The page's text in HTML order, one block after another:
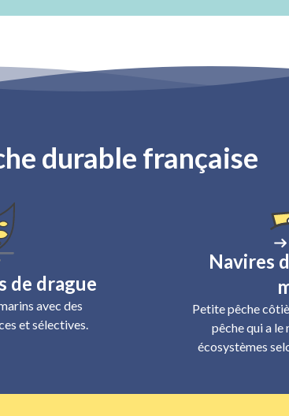
durable française
de drague
avec des
et sélectives.
Navires
Petite pêche
pêche qui a le
écosystèmes